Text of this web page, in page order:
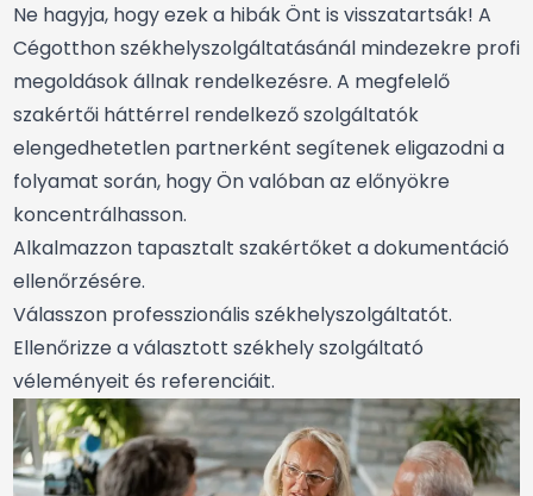
Ne hagyja, hogy ezek a hibák Önt is visszatartsák! A
Cégotthon székhelyszolgáltatásánál mindezekre profi
megoldások állnak rendelkezésre. A megfelelő
szakértői háttérrel rendelkező szolgáltatók
elengedhetetlen partnerként segítenek eligazodni a
folyamat során, hogy Ön valóban az előnyökre
koncentrálhasson.
Alkalmazzon tapasztalt szakértőket a dokumentáció
ellenőrzésére.
Válasszon professzionális székhelyszolgáltatót.
Ellenőrizze a választott székhely szolgáltató
véleményeit és referenciáit.